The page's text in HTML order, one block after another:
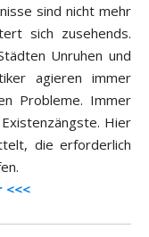
sind nicht mehr
sich zusehends.
Unruhen und
agieren immer
Probleme. Immer
Hier
die erforderlich
<<<